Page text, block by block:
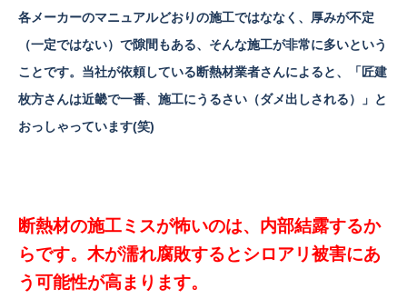
各メーカーのマニュアルどおりの施工ではななく、厚みが不定
（一定ではない）で隙間もある、そんな施工が非常に多いという
ことです。当社が依頼している断熱材業者さんによると、「匠建
枚方さんは近畿で一番、施工にうるさい（ダメ出しされる）」と
おっしゃっています(笑)
断熱材の施工ミスが怖いのは、内部結露するか
らです。木が濡れ腐敗するとシロアリ被害にあ
う可能性が高まります。